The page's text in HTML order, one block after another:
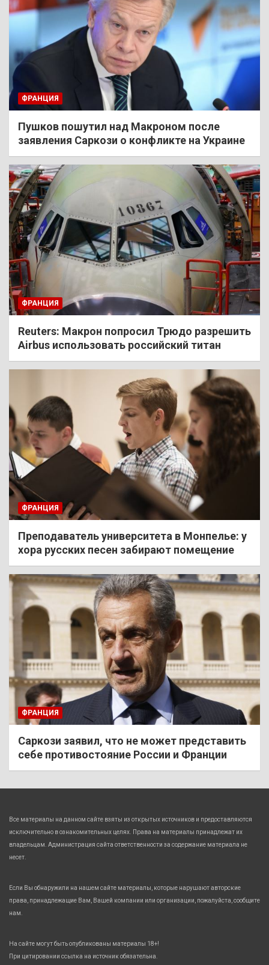
ФРАНЦИЯ
Пушков пошутил над Макроном после
заявления Саркози о конфликте на Украине
ФРАНЦИЯ
Reuters: Макрон попросил Трюдо разрешить
Airbus использовать российский титан
ФРАНЦИЯ
Преподаватель университета в Монпелье: у
хора русских песен забирают помещение
ФРАНЦИЯ
Саркози заявил, что не может представить
себе противостояние России и Франции
Все материалы на данном сайте взяты из открытых источников и предоставляются
исключительно в ознакомительных целях. Права на материалы принадлежат их
владельцам. Администрация сайта ответственности за содержание материала не
несет.
Если Вы обнаружили на нашем сайте материалы, которые нарушают авторские
права, принадлежащие Вам, Вашей компании или организации, пожалуйста, сообщите
нам.
На сайте могут быть опубликованы материалы 18+!
При цитировании ссылка на источник обязательна.